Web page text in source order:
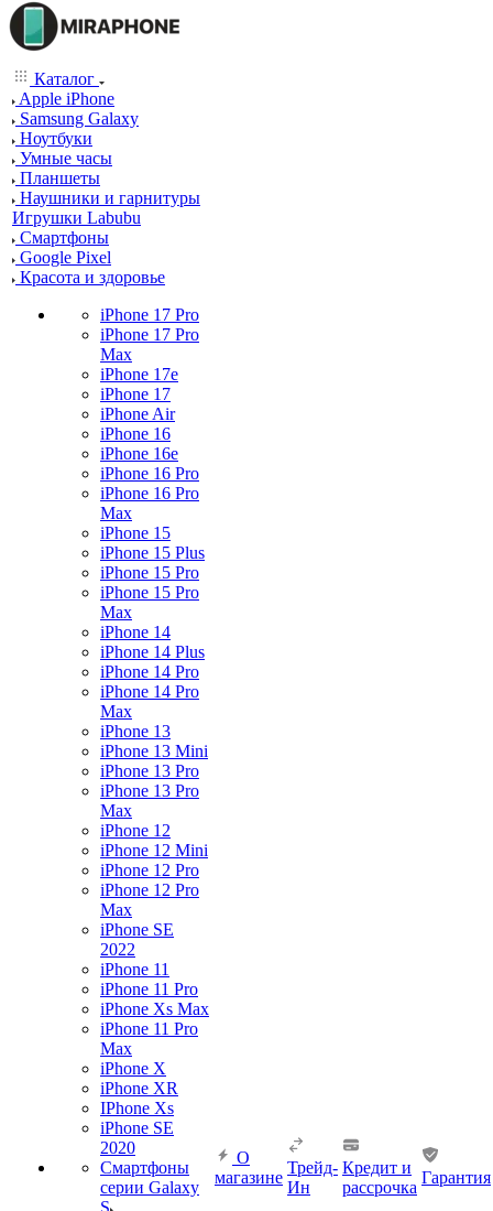
Каталог
Apple iPhone
Samsung Galaxy
Ноутбуки
Умные часы
Планшеты
Наушники и гарнитуры
Игрушки Labubu
Смартфоны
Google Pixel
Красота и здоровье
iPhone 17 Pro
iPhone 17 Pro
Max
iPhone 17e
iPhone 17
iPhone Air
iPhone 16
iPhone 16e
iPhone 16 Pro
iPhone 16 Pro
Max
iPhone 15
iPhone 15 Plus
iPhone 15 Pro
iPhone 15 Pro
Max
iPhone 14
iPhone 14 Plus
iPhone 14 Pro
iPhone 14 Pro
Max
iPhone 13
iPhone 13 Mini
iPhone 13 Pro
iPhone 13 Pro
Max
iPhone 12
iPhone 12 Mini
iPhone 12 Pro
iPhone 12 Pro
Max
iPhone SE
2022
iPhone 11
iPhone 11 Pro
iPhone Xs Max
iPhone 11 Pro
Max
iPhone X
iPhone XR
IPhone Xs
iPhone SE
2020
Смартфоны
серии Galaxy
S
О
магазине
Трейд-
Ин
Кредит и
рассрочка
Гарантия